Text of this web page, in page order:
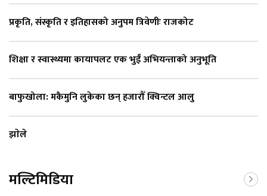
प्रकृति, संस्कृति र इतिहासको अनुपम त्रिवेणीः राजकोट
शिक्षा र स्वास्थ्यमा कायापलट एक भुईँ अभियन्ताको अनुभूति
बाफुखोला: मकैमुनि लुकेका छन् हजारौँ क्विन्टल आलु
झाेले
मल्टिमिडिया